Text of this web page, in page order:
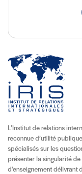
L’Institut de relations
reconnue d’utilité
spécialisés sur les
présenter la singularité
d’enseignement délivrant